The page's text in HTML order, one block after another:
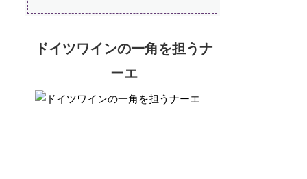
ドイツワインの一角を担うナ
ーエ